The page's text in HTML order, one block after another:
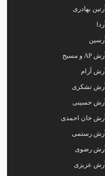
آرتین بهادری
آردا
آرسین
آرش AP و مسیح
آرش آرام
آرش تشکری
آرش حسینی
آرش خان احمدی
آرش رستمى
آرش رضوی
آرش عزیزی